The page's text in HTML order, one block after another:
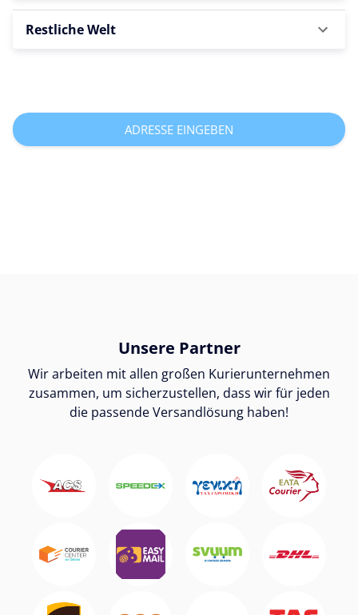
Restliche Welt
ADRESSE EINGEBEN
Unsere Partner
Wir arbeiten mit allen großen Kurierunternehmen
zusammen, um sicherzustellen, dass wir für jeden
die passende Versandlösung haben!